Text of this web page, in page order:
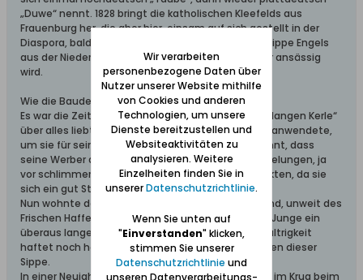
„Duwe“ nennt. 1828 bringt die katholischen Kleefelds aus
Frauenburg her, die aber hier, einsam auf sich gestellt in der
Diaspora, bald ihren Glauben aufgeben; auch die Sippe Engels
aus der Niederung, deren erster als Hilfsförster hier ansässig
wird.
Wie die Baudecks auf die Nehrung kamen
Es war die Zeit des preußischen Königs, der seine „langen Kerle“
über alles liebte, für sie Geld ausgab, auch Zwang anwendete,
um sie für sein Regiment zu erwerben. Es ist bekannt, dass
seine Werber auch vor Fesselungen und Überrumpelungen, ja
vor schlimmeren Gewaltakten nicht zurückschreckten, da sie
sich ein gut Stück Geld damit erwerben konnten.
Nun wohnte damals in Kamstigall auf dem Samland, unweit des
Frischen Haffes, eine Familie Baudeck, deren einer Junge ein
überaus langer Kerl war. Diese Länge und Breitschultrigkeit
haftet noch heutigen Tages an Männern und Frauen dieser
Sippe.
In einer Neujahrsnacht, als alles junge Volk fröhlich im Krug beim
Wir verarbeiten
personenbezogene Daten über
Nutzer unserer Website mithilfe
von Cookies und anderen
Technologien, um unsere
Dienste bereitzustellen und
Websiteaktivitäten zu
analysieren. Weitere
Einzelheiten finden Sie in
unsererDatenschutzrichtlinie.
Wenn Sie unten auf
"Einverstanden" klicken,
stimmen Sie unserer
Datenschutzrichtlinie und
unseren Datenverarbeitungs-